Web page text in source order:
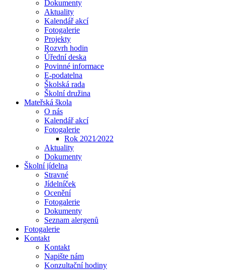
Dokumenty
Aktuality
Kalendář akcí
Fotogalerie
Projekty
Rozvrh hodin
Úřední deska
Povinné informace
E-podatelna
Školská rada
Školní družina
Mateřská škola
O nás
Kalendář akcí
Fotogalerie
Rok 2021⁄2022
Aktuality
Dokumenty
Školní jídelna
Stravné
Jídelníček
Ocenění
Fotogalerie
Dokumenty
Seznam alergenů
Fotogalerie
Kontakt
Kontakt
Napište nám
Konzultační hodiny